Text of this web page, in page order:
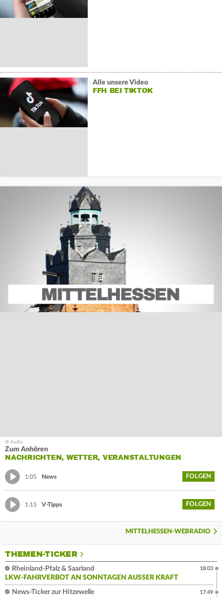
Alle unsere Video
FFH BEI TIKTOK
Zum Anhören
NACHRICHTEN, WETTER, VERANSTALTUNGEN
1:05 News FOLGEN
1:15 V-Tipps FOLGEN
MITTELHESSEN-WEBRADIO
THEMEN-TICKER
Rheinland-Pfalz & Saarland
LKW-FAHRVERBOT AN SONNTAGEN AUSSER KRAFT
18:03
News-Ticker zur Hitzewelle
17:49